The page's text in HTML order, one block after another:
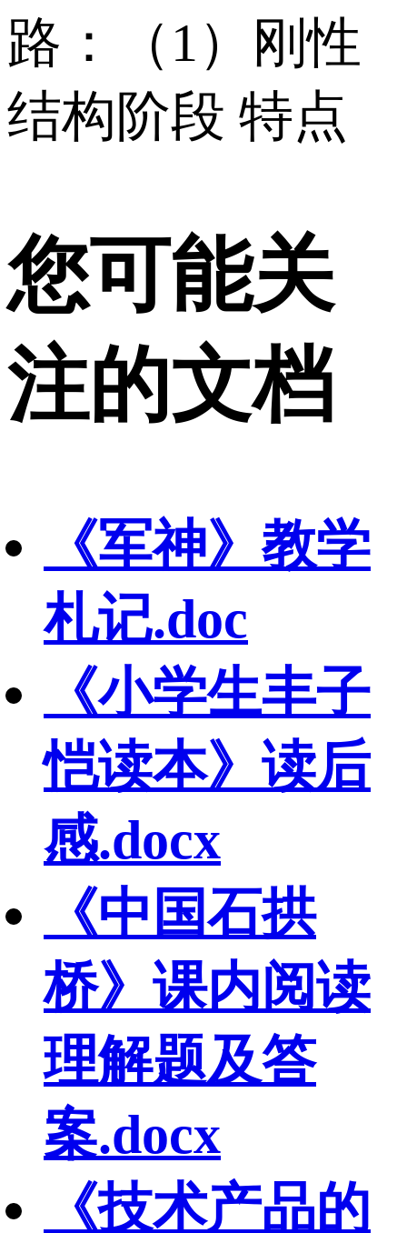
路：（1）刚性
结构阶段 特点
您可能关
注的文档
《军神》教学
札记.doc
《小学生丰子
恺读本》读后
感.docx
《中国石拱
桥》课内阅读
理解题及答
案.docx
《技术产品的